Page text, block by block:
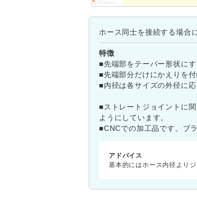
ホース同士を接続する場合
特徴
■先端部をテーパー形状に
■先端部分だけにかえりを
■内径は各サイズの外径に
■ストレートジョイントに
ようにしています。
■CNCでの加工品です。ブ
アドバイス
基本的にはホース内径より